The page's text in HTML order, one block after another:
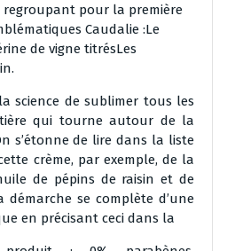
regroupant pour la première
Caudalie :Le
de vigne titrésLes
science de sublimer tous les
qui tourne autour de la
s’étonne de lire dans la liste
crème, par exemple, de la
de pépins de raisin et de
démarche se complète d’une
en précisant ceci dans la